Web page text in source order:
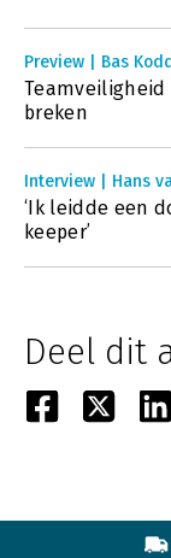
Preview | Bas
breken
Interview | Hans
‘Ik leidde een
keeper’
Deel dit